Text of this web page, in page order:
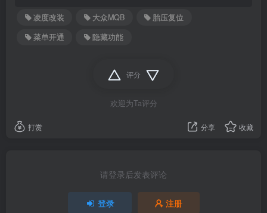
凌度改装 大众MQB
胎压复位
菜单开通
隐藏功能
评分
欢迎为Ta评分
打赏 分享 收藏
请登录后发表评论
登录 注册